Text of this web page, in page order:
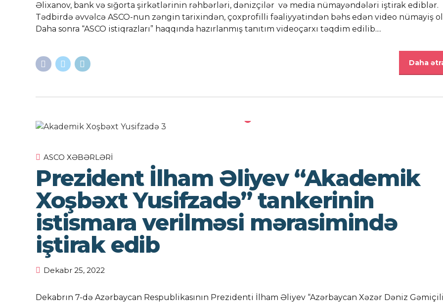
Əlixanov, bank və sığorta şirkətlərinin rəhbərləri, dənizçilər və media nümayəndələri iştirak ediblər.
Tədbirdə əvvəlcə ASCO-nun zəngin tarixindən, çoxprofilli fəaliyyətindən bəhs edən video nümayiş
Daha sonra “ASCO istiqrazları” haqqında hazırlanmış tanıtım videoçarxı təqdim edilib....
Daha
ASCO XƏBƏRLƏRI
Prezident İlham Əliyev “Akademik
Xoşbəxt Yusifzadə” tankerinin
istismara verilməsi mərasimində
iştirak edib
Dekabr 25, 2022
Dekabrın 7-də Azərbaycan Respublikasının Prezidenti İlham Əliyev “Azərbaycan Xəzər Dəniz